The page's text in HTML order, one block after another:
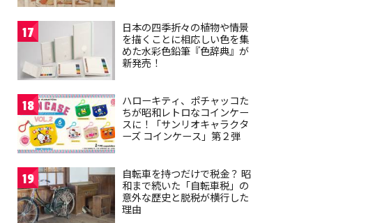
17
日本の四季折々の植物や情景
を描くことに相応しい色を集
めた水彩色鉛筆『色辞典』が
新発売！
18
ハローキティ、ポチャッコた
ちが昭和レトロなコインケー
スに！「サンリオキャラクタ
ーズ コインケース」第２弾
19
自転車を持つだけで税金？ 昭
和まで続いた「自転車税」の
意外な歴史と脱税が横行した
理由